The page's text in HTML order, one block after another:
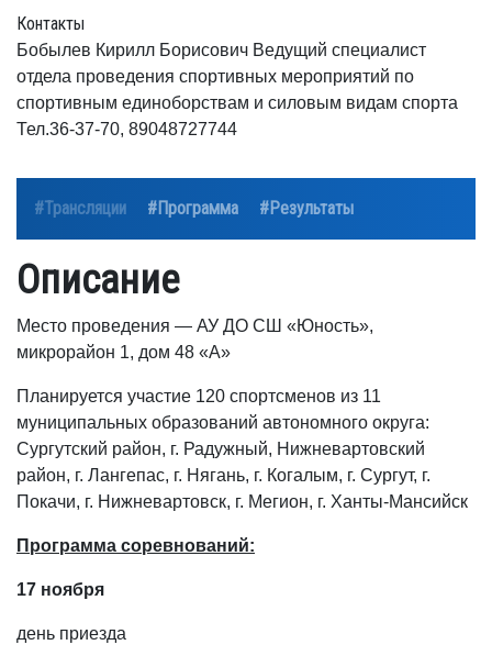
Контакты
Бобылев Кирилл Борисович Ведущий специалист
отдела проведения спортивных мероприятий по
спортивным единоборствам и силовым видам спорта
Тел.36-37-70, 89048727744
#Трансляции #Программа #Результаты
Описание
Место проведения — АУ ДО СШ «Юность»,
микрорайон 1, дом 48 «А»
Планируется участие 120 спортсменов из 11
муниципальных образований автономного округа:
Сургутский район, г. Радужный, Нижневартовский
район, г. Лангепас, г. Нягань, г. Когалым, г. Сургут, г.
Покачи, г. Нижневартовск, г. Мегион, г. Ханты-Мансийск
Программа соревнований:
17 ноября
день приезда